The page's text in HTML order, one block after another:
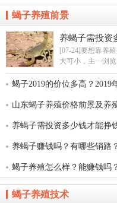
蝎子养殖前景
养蝎子需投资
么大家都没养
[07-24]要想靠养
大可小，主···浏
蝎子2019的价位多高？2019
山东蝎子养殖价格前景及养
里？
养蝎子需投资多少钱才能挣
养成功？
养蝎子赚钱吗？有哪些销路
蝎子养殖怎么样？能赚钱吗
蝎子养殖技术